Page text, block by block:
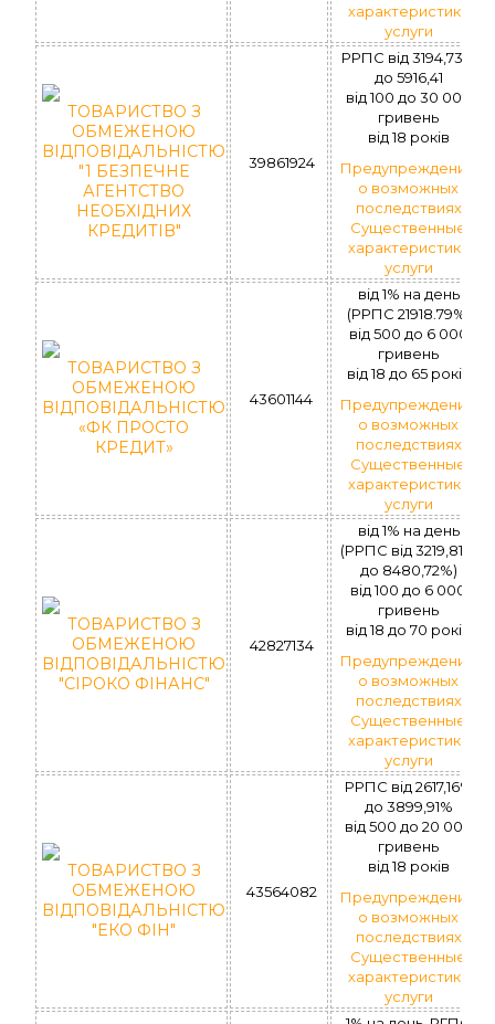
характеристики
услуги
ТОВАРИСТВО З
ОБМЕЖЕНОЮ
ВІДПОВІДАЛЬНІСТЮ
"1 БЕЗПЕЧНЕ
АГЕНТСТВО
НЕОБХІДНИХ
КРЕДИТІВ"
39861924
РРПС від 3194,73%
до 5916,41
вiд 100 до 30 000
гривень
вiд 18 рокiв
Предупреждение
о возможных
последствиях
Существенные
характеристики
услуги
ТОВАРИСТВО З
ОБМЕЖЕНОЮ
ВІДПОВІДАЛЬНІСТЮ
«ФК ПРОСТО
КРЕДИТ»
43601144
від 1% на день
(РРПС 21918.79%)
вiд 500 до 6 000
гривень
вiд 18 до 65 рокiв
Предупреждение
о возможных
последствиях
Существенные
характеристики
услуги
ТОВАРИСТВО З
ОБМЕЖЕНОЮ
ВІДПОВІДАЛЬНІСТЮ
"СІРОКО ФІНАНС"
42827134
вiд 1% на день
(РРПС від 3219,81%
до 8480,72%)
вiд 100 до 6 000
гривень
вiд 18 до 70 рокiв
Предупреждение
о возможных
последствиях
Существенные
характеристики
услуги
ТОВАРИСТВО З
ОБМЕЖЕНОЮ
ВІДПОВІДАЛЬНІСТЮ
"ЕКО ФІН"
43564082
РРПС вiд 2617,16%
до 3899,91%
вiд 500 до 20 000
гривень
вiд 18 рокiв
Предупреждение
о возможных
последствиях
Существенные
характеристики
услуги